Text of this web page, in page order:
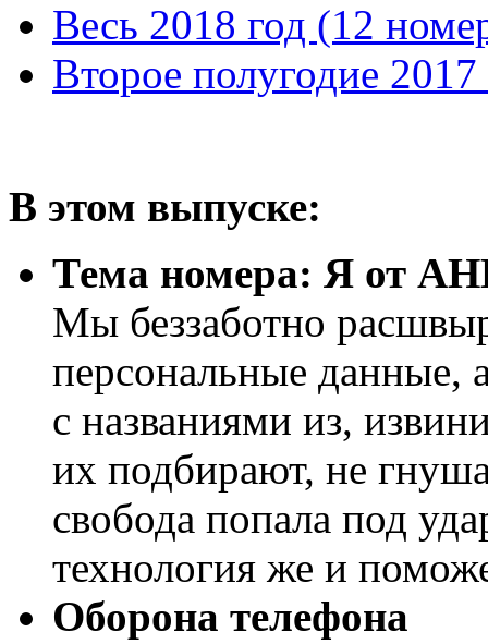
Весь 2018 год (12
Второе полугодие
В этом выпуске:
Тема номера: Я от
Мы беззаботно
персональные данные,
с названиями из,
их подбирают, не
свобода попала под
технология же и
Оборона телефона